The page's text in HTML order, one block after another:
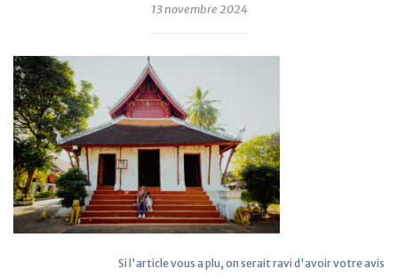
13 novembre 2024
Si l'article vous a plu, on serait ravi d'avoir votre avis